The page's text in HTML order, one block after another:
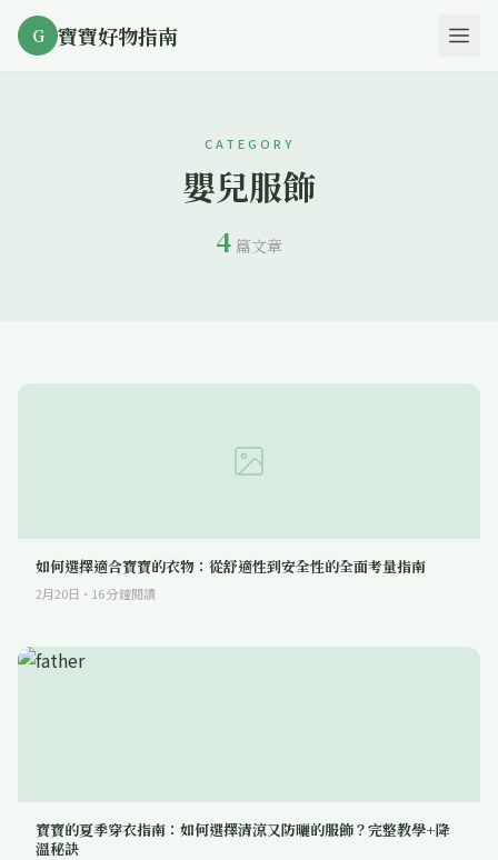
G 寶寶好物指南
CATEGORY
嬰兒服飾
4 篇文章
如何選擇適合寶寶的衣物：從舒適性到安全性的全面考量指南
2月20日 · 16分鐘閱讀
寶寶的夏季穿衣指南：如何選擇清涼又防曬的服飾？完整教學+降
溫秘訣